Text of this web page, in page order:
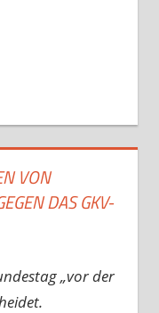
VON
DAS GKV-
„vor der